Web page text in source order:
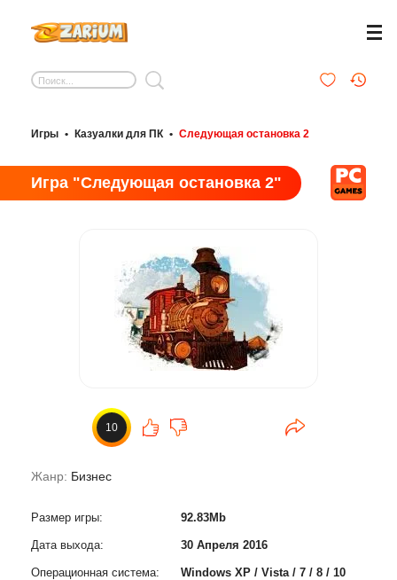
Игры • Казуалки для ПК • Следующая остановка 2
Игра "Следующая остановка 2"
Жанр: Бизнес
Размер игры: 92.83Mb
Дата выхода: 30 Апреля 2016
Операционная система: Windows XP / Vista / 7 / 8 / 10
10